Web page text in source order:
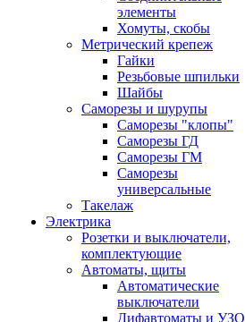
элементы
Хомуты, скобы
Метрический крепеж
Гайки
Резьбовые шпильки
Шайбы
Саморезы и шурупы
Саморезы "клопы"
Саморезы ГД
Саморезы ГМ
Саморезы
универсальные
Такелаж
Электрика
Розетки и выключатели,
комплектующие
Автоматы, щиты
Автоматические
выключатели
Дифавтоматы и УЗО